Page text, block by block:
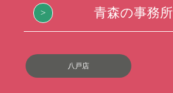
青森の事務所
八戸店